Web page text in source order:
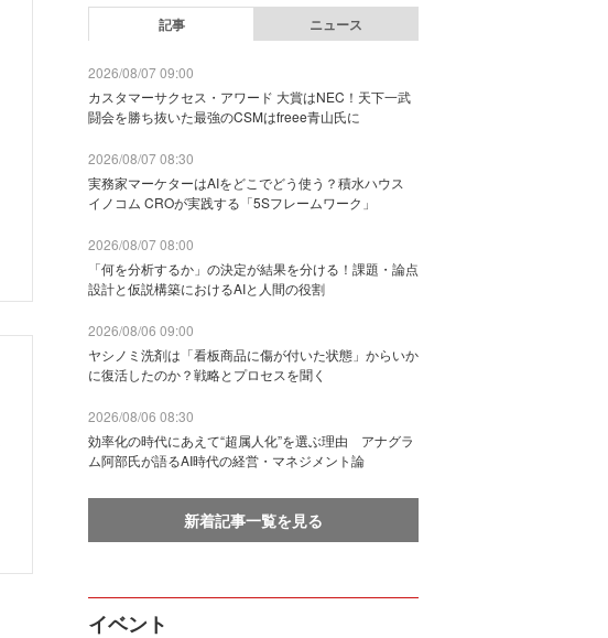
記事 ニュース
2026/08/07 09:00
カスタマーサクセス・アワード 大賞はNEC！天下一武
闘会を勝ち抜いた最強のCSMはfreee青山氏に
2026/08/07 08:30
実務家マーケターはAIをどこでどう使う？積水ハウス
イノコム CROが実践する「5Sフレームワーク」
2026/08/07 08:00
「何を分析するか」の決定が結果を分ける！課題・論点
設計と仮説構築におけるAIと人間の役割
2026/08/06 09:00
ヤシノミ洗剤は「看板商品に傷が付いた状態」からいか
に復活したのか？戦略とプロセスを聞く
2026/08/06 08:30
効率化の時代にあえて“超属人化”を選ぶ理由 アナグラ
ム阿部氏が語るAI時代の経営・マネジメント論
新着記事一覧を見る
イベント